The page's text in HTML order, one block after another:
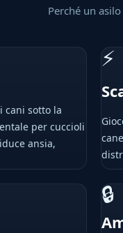
Perché un
cani sotto la
per cuccioli
ansia,
⚡
🔒